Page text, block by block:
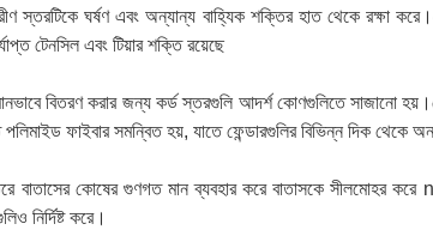
স্তরটিকে ঘর্ষণ এবং অন্যান্য বাহ্যিক শক্তির হাত থেকে রক্ষা
টেনসিল এবং টিয়ার শক্তি রয়েছে
বিতরণ করার জন্য কর্ড স্তরগুলি আদর্শ কোণগুলিতে সাজানো
পলিমাইড ফাইবার সমন্বিত হয়, যাতে ফেন্ডারগুলির বিভিন্ন দিক
বাতাসের কোষের গুণগত মান ব্যবহার করে বাতাসকে সীলমোহর করে
নির্দিষ্ট করে।